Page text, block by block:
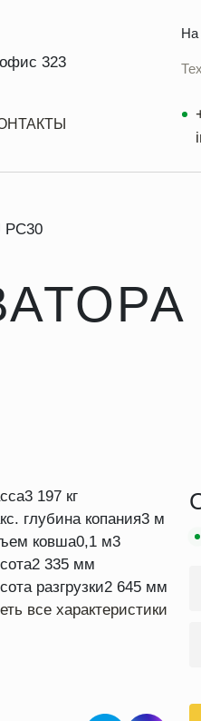
323
На
PC30
3 197 кг
глубина копания3 м
ковша0,1 м3
2 335 мм
разгрузки2 645 мм
все характеристики